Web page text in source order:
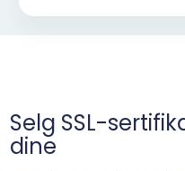
Selg SSL-
dine